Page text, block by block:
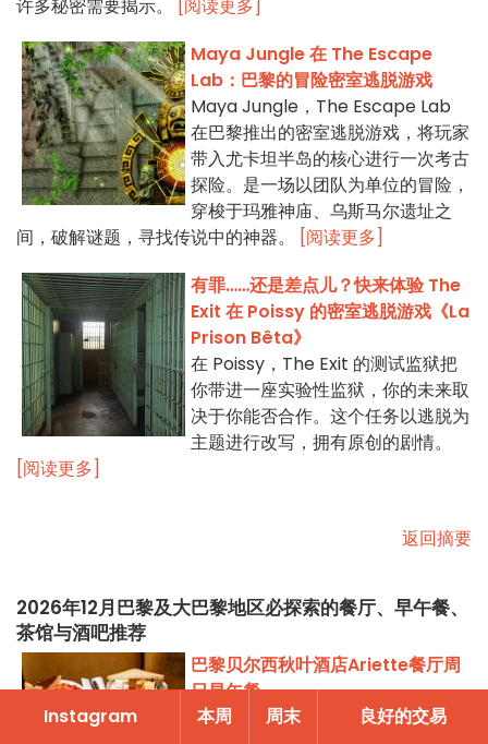
许多秘密需要揭示。
[阅读更多]
Maya Jungle 在 The Escape
Lab：巴黎的冒险密室逃脱游戏
Maya Jungle，The Escape Lab
在巴黎推出的密室逃脱游戏，将玩家
带入尤卡坦半岛的核心进行一次考古
探险。是一场以团队为单位的冒险，
穿梭于玛雅神庙、乌斯马尔遗址之
间，破解谜题，寻找传说中的神器。
[阅读更多]
有罪……还是差点儿？快来体验 The
Exit 在 Poissy 的密室逃脱游戏《La
Prison Bêta》
在 Poissy，The Exit 的测试监狱把
你带进一座实验性监狱，你的未来取
决于你能否合作。这个任务以逃脱为
主题进行改写，拥有原创的剧情。
[阅读更多]
返回摘要
2026年12月巴黎及大巴黎地区必探索的餐厅、早午餐、
茶馆与酒吧推荐
巴黎贝尔西秋叶酒店Ariette餐厅周
日早午餐
赞助 - 每个星期天，巴黎贝尔西普尔
Instagram 本周 周末 良好的交易